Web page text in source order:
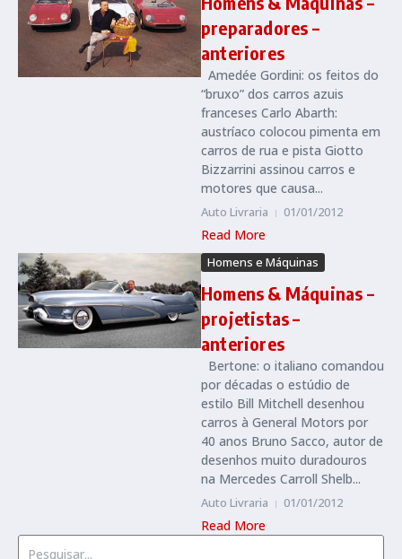
preparadores –
anteriores
Amedée Gordini: os feitos do
“bruxo” dos carros azuis
franceses Carlo Abarth:
austríaco colocou pimenta em
carros de rua e pista Giotto
Bizzarrini assinou carros e
motores que causa...
Auto Livraria 01/01/2012
Read More
Homens e Máquinas
Homens & Máquinas –
projetistas –
anteriores
Bertone: o italiano comandou
por décadas o estúdio de
estilo Bill Mitchell desenhou
carros à General Motors por
40 anos Bruno Sacco, autor de
desenhos muito duradouros
na Mercedes Carroll Shelb...
Auto Livraria 01/01/2012
Read More